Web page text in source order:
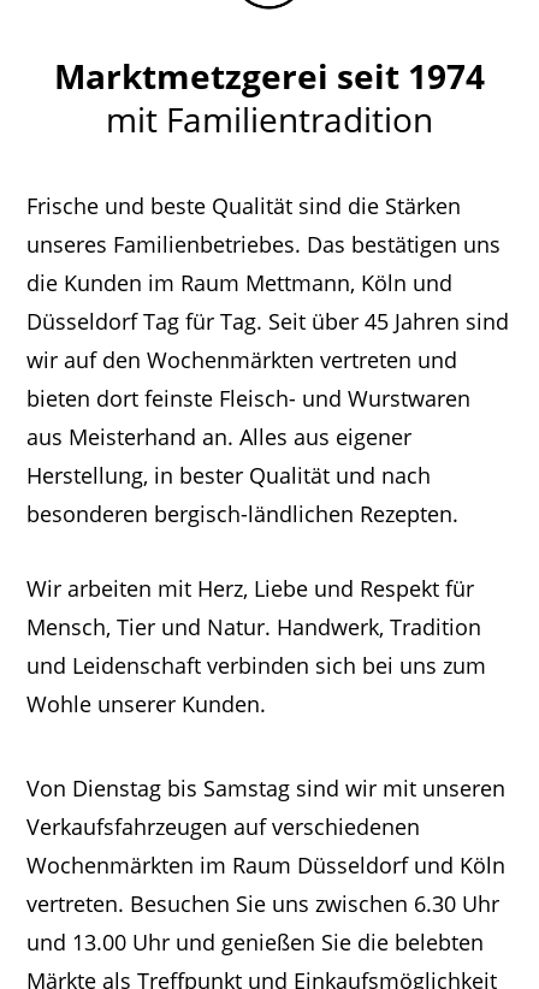
Marktmetzgerei seit 1974
mit Familientradition
Frische und beste Qualität sind die Stärken
unseres Familienbetriebes. Das bestätigen uns
die Kunden im Raum Mettmann, Köln und
Düsseldorf Tag für Tag. Seit über 45 Jahren sind
wir auf den Wochenmärkten vertreten und
bieten dort feinste Fleisch- und Wurstwaren
aus Meisterhand an. Alles aus eigener
Herstellung, in bester Qualität und nach
besonderen bergisch-ländlichen Rezepten.
Wir arbeiten mit Herz, Liebe und Respekt für
Mensch, Tier und Natur. Handwerk, Tradition
und Leidenschaft verbinden sich bei uns zum
Wohle unserer Kunden.
Von Dienstag bis Samstag sind wir mit unseren
Verkaufsfahrzeugen auf verschiedenen
Wochenmärkten im Raum Düsseldorf und Köln
vertreten. Besuchen Sie uns zwischen 6.30 Uhr
und 13.00 Uhr und genießen Sie die belebten
Märkte als Treffpunkt und Einkaufsmöglichkeit